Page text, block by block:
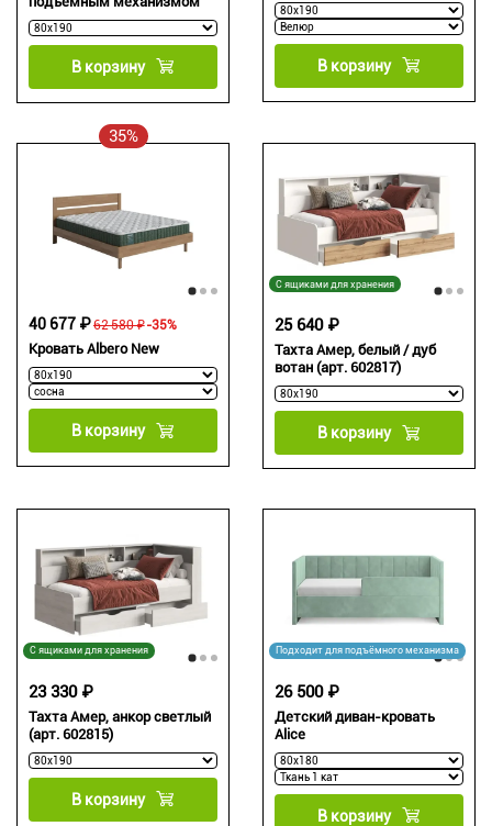
В корзину В корзину
35%
Кровать Albero New
62 580 ₽
40 677 ₽ -35%
В корзину
С ящиками для хранения
Тахта Амер, белый / дуб
вотан (арт. 602817)
25 640 ₽
В корзину
С ящиками для хранения
Тахта Амер, анкор светлый
(арт. 602815)
23 330 ₽
В корзину
Подходит для подъёмного механизма
Детский диван-кровать
Alice
26 500 ₽
В корзину